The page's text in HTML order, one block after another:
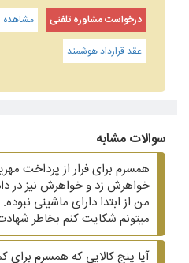
درخواست مشاوره تلفنی
مشاهده
عقد قرارداد هوشمند
سوالات مشابه
همسرم برای فرار از پرداخت
خواهرش زد و خواهرش نیز در
من از ابتدا دارای ماشینی
میتونم شکایت کنم بخاطر
آیا پنج کالایی که همسرم برای